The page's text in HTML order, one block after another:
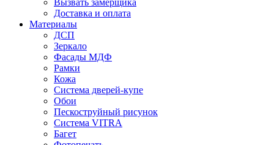
Вызвать замерщика
Доставка и оплата
Материалы
ДСП
Зеркало
Фасады МДФ
Рамки
Кожа
Система дверей-купе
Обои
Пескоструйный рисунок
Система VITRA
Багет